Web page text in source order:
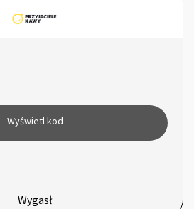
Wyświetl kod
Wygasł